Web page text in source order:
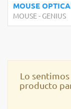
MOUSE
MOUSE - GENIUS
Lo
producto